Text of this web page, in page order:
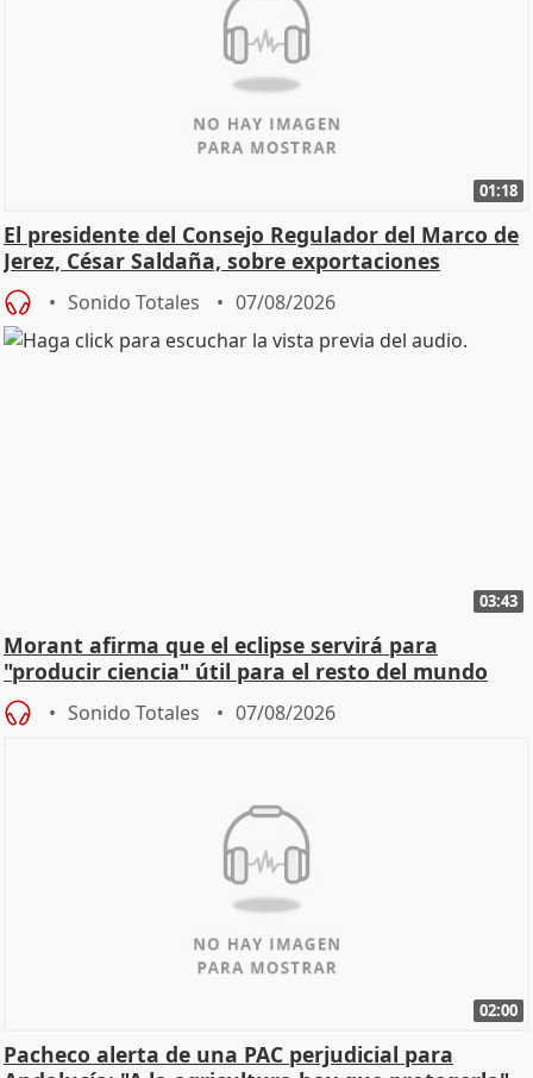
01:18
El presidente del Consejo Regulador del Marco de
Jerez, César Saldaña, sobre exportaciones
Sonido Totales 07/08/2026
03:43
Morant afirma que el eclipse servirá para
"producir ciencia" útil para el resto del mundo
Sonido Totales 07/08/2026
02:00
Pacheco alerta de una PAC perjudicial para